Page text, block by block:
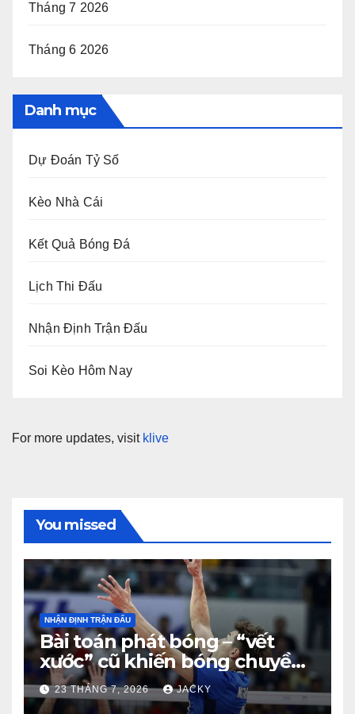
Tháng 7 2026
Tháng 6 2026
Danh mục
Dự Đoán Tỷ Số
Kèo Nhà Cái
Kết Quả Bóng Đá
Lịch Thi Đấu
Nhận Định Trận Đấu
Soi Kèo Hôm Nay
For more updates, visit klive
You missed
NHẬN ĐỊNH TRẬN ĐẤU
Bài toán phát bóng – “vết
xước” cũ khiến bóng chuyền
nam Việt Nam trả giá đắt
trước Thái Lan
23 THÁNG 7, 2026 JACKY